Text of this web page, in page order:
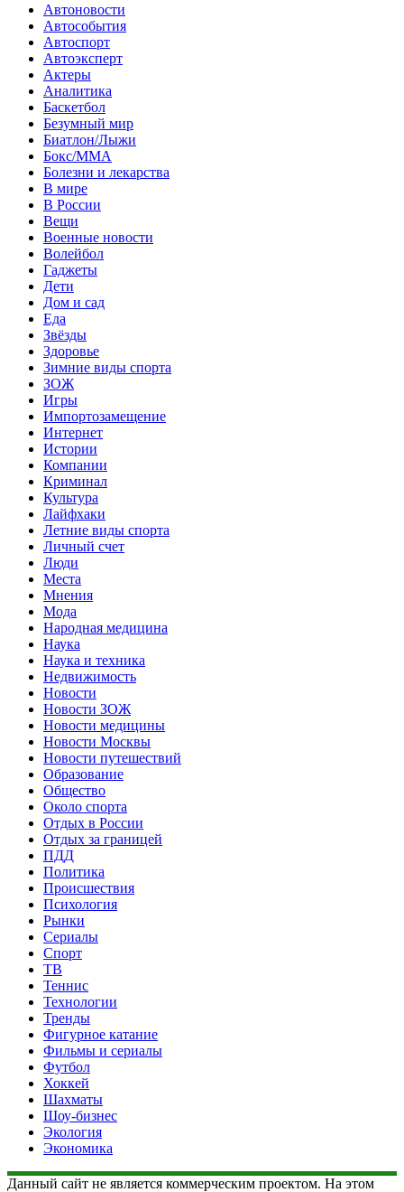
Автоновости
Автособытия
Автоспорт
Автоэксперт
Актеры
Аналитика
Баскетбол
Безумный мир
Биатлон/Лыжи
Бокс/MMA
Болезни и лекарства
В мире
В России
Вещи
Военные новости
Волейбол
Гаджеты
Дети
Дом и сад
Еда
Звёзды
Здоровье
Зимние виды спорта
ЗОЖ
Игры
Импортозамещение
Интернет
Истории
Компании
Криминал
Культура
Лайфхаки
Летние виды спорта
Личный счет
Люди
Места
Мнения
Мода
Народная медицина
Наука
Наука и техника
Недвижимость
Новости
Новости ЗОЖ
Новости медицины
Новости Москвы
Новости путешествий
Образование
Общество
Около спорта
Отдых в России
Отдых за границей
ПДД
Политика
Происшествия
Психология
Рынки
Сериалы
Спорт
ТВ
Теннис
Технологии
Тренды
Фигурное катание
Фильмы и сериалы
Футбол
Хоккей
Шахматы
Шоу-бизнес
Экология
Экономика
Данный сайт не является коммерческим проектом. На этом